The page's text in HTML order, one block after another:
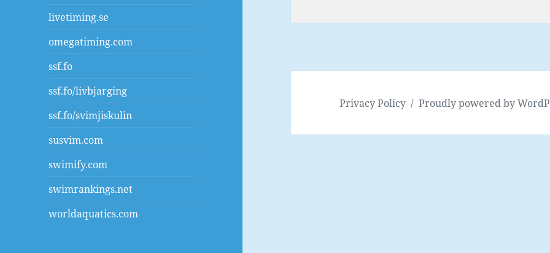
livetiming.se
omegatiming.com
ssf.fo
ssf.fo/livbjarging
ssf.fo/svimjiskulin
susvim.com
swimify.com
swimrankings.net
worldaquatics.com
Privacy Policy Proudly powered by